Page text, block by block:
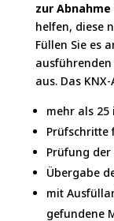
zur
helfen, diese
Füllen Sie es
aus. Das
mehr als
Prüfschritte
Prüfung
Übergabe
mit
gefundene